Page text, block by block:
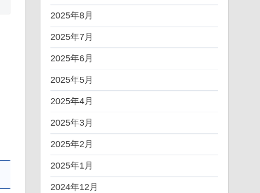
2025年8月
2025年7月
2025年6月
2025年5月
2025年4月
2025年3月
2025年2月
2025年1月
2024年12月